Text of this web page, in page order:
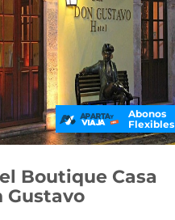
Abonos
Flexibles
Boutique Casa
Gustavo